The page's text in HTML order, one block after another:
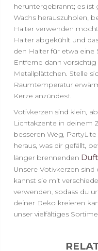
heruntergebrannt; es ist
Wachs herauszuholen,
Halter verwenden
Halter abgekühlt und
den Halter für etwa eine
Entferne dann vorsichtig
Metallplättchen. Stelle
Raumtemperatur
Kerze anzündest.
Votivkerzen sind klein,
Lichtakzente in deinem
besseren Weg,
heraus, was dir gefällt,
länger brennenden
Unsere Votivkerzen
kannst sie mit
verwenden, sodass du
deiner Deko kreieren
unser vielfältiges